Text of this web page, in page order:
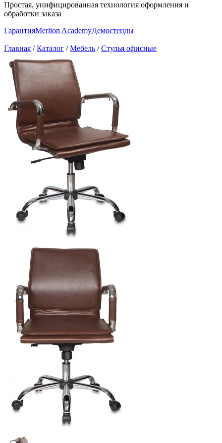
Простая, унифицированная технология оформления и
обработки заказа
ГарантияMerlion AcademyДемостенды
Главная /Каталог /Мебель /Стулья офисные